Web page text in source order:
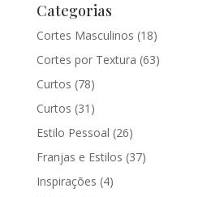
Categorias
Cortes Masculinos (18)
Cortes por Textura (63)
Curtos (78)
Curtos (31)
Estilo Pessoal (26)
Franjas e Estilos (37)
Inspirações (4)